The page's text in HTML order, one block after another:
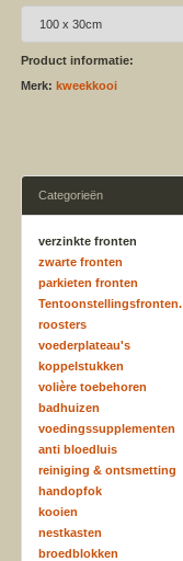
Product informatie:
Merk:kweekkooi
Categorieën
verzinkte fronten
zwarte fronten
parkieten fronten
Tentoonstellingsfronten.
roosters
voederplateau's
koppelstukken
volière toebehoren
badhuizen
voedingssupplementen
anti bloedluis
reiniging & ontsmetting
handopfok
kooien
nestkasten
broedblokken